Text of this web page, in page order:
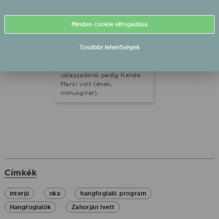
szuvidált balkán rock,
hogyan zajlik náluk a
feltörekvő zenei szcéna
válaszadónk pedig Kende
Marci volt (ének,
ritmusgitár).
Címkék
interjú nka
hangfoglaló program
Hangfoglalók
Zahorján Ivett
Minden cookie elfogadása
További lehetőségek